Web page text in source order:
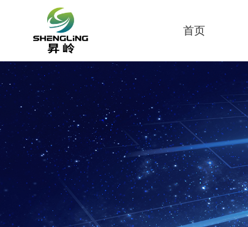
首页